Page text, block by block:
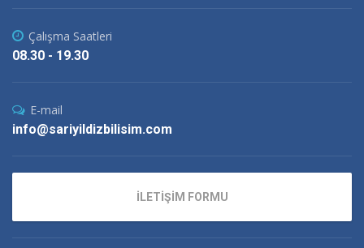
Çalışma Saatleri
08.30 - 19.30
E-mail
info@sariyildizbilisim.com
İLETİŞİM FORMU